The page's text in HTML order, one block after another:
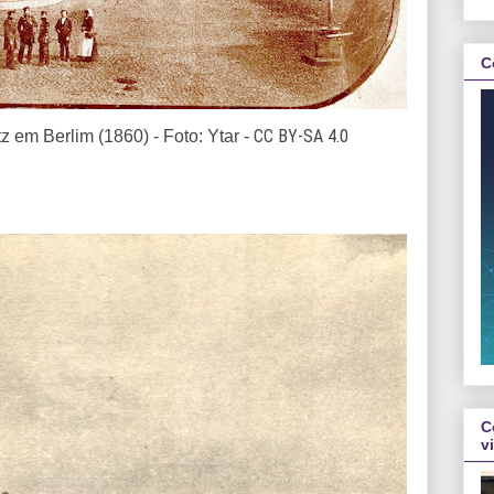
em Berlim (1860) - Foto: Ytar - CC BY-SA 4.0